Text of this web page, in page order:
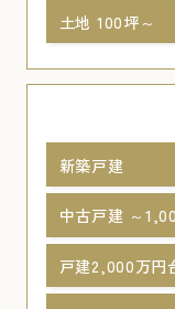
土地 100坪～
新築戸建
中古戸建 ～
戸建2,000万円